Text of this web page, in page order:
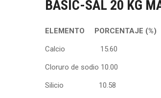
BASIC-SAL 20 KG
ELEMENTO PORCENTAJE (%)
Calcio 15.60
Cloruro de sodio 10.00
Silicio 10.58